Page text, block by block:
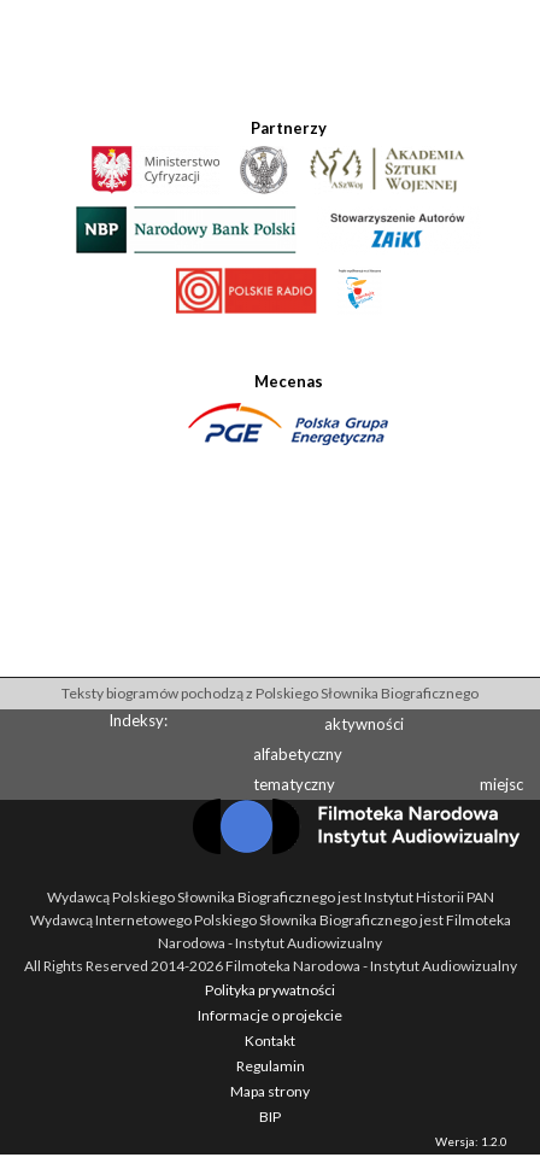
Partnerzy
Mecenas
Teksty biogramów pochodzą z Polskiego Słownika Biograficznego
Indeksy:
aktywności
alfabetyczny
tematyczny
miejsc
Wydawcą Polskiego Słownika Biograficznego jest Instytut Historii PAN
Wydawcą Internetowego Polskiego Słownika Biograficznego jest Filmoteka
Narodowa - Instytut Audiowizualny
All Rights Reserved 2014-2026Filmoteka Narodowa - Instytut Audiowizualny
Polityka prywatności
Informacje o projekcie
Kontakt
Regulamin
Mapa strony
BIP
Wersja: 1.2.0